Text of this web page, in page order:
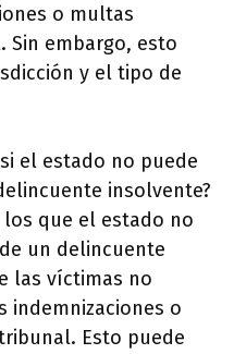
o multas
embargo, esto
y el tipo de
el estado no puede
insolvente?
los que el estado no
un delincuente
las víctimas no
indemnizaciones o
Esto puede